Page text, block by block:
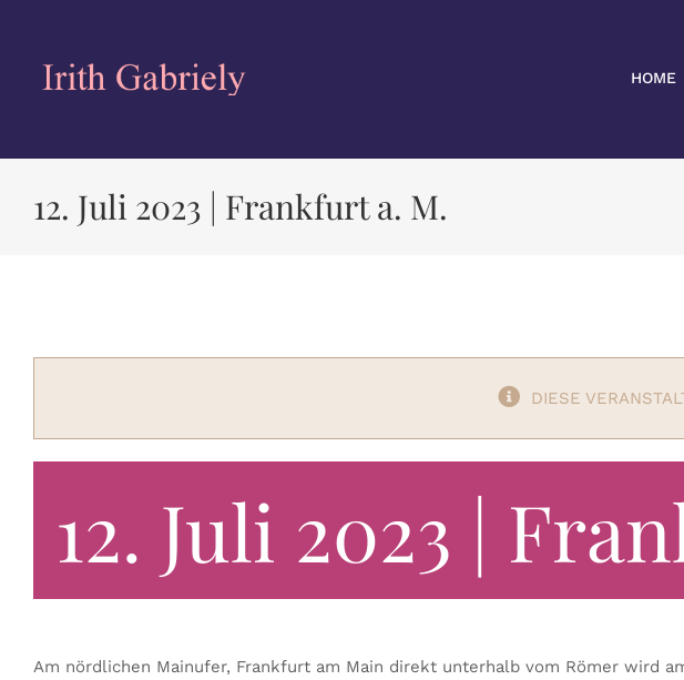
springen
HOME
12. Juli 2023 | Frankfurt a. M.
DIESE
12. Juli 2023 |
Am nördlichen Mainufer, Frankfurt am Main direkt unterhalb vom Römer wird